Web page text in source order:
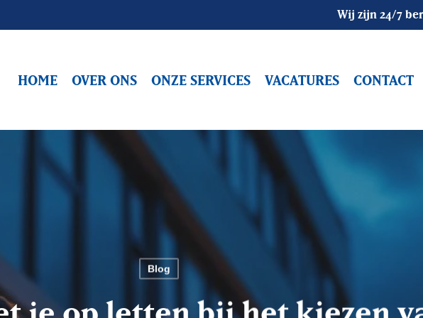
Wij zijn 24/7
HOME OVER ONS ONZE SERVICES
Objectbewaking
VACATURES CONTACT
Blog